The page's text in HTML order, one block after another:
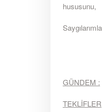
hususunu,
GÜNDEM :